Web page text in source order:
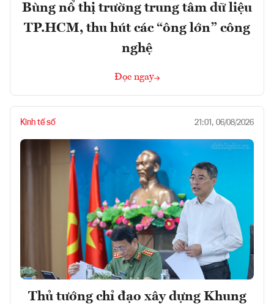
Bùng nổ thị trường trung tâm dữ liệu
TP.HCM, thu hút các “ông lớn” công
nghệ
Đọc ngay
Kinh tế số 21:01, 06/08/2026
Thủ tướng chỉ đạo xây dựng Khung